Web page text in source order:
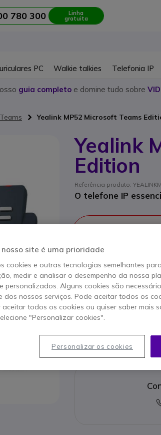
780 300 Linha
gratuita
PC Walkie talkies Telefonia IP
guia completo e domine tudo sobre
Yealink MP52 Microsoft Teams
Yealink
Edition
Referência produto:
O telefone IP
site é uma prioridade
cookies e outras tecnologias semelhantes
medir e analisar o desempenho da nossa
personalizados. Alguns cookies são
dos nossos serviços. Pode aceitar todos os
aceitar todos os cookies ou quiser saber mais
"Personalizar cookies".
Personalizar os cookies